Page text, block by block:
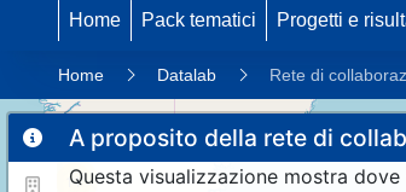
Home Pack tematici Progetti e
Home Datalab Rete di
A proposito della rete di
Questa visualizzazione mostra
11